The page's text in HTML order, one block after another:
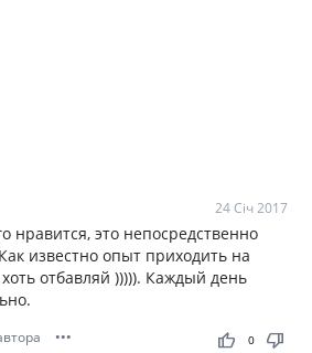
24 Січ 2017
нравится, это непосредственно
известно опыт приходить на
отбавляй ))))). Каждый день
••• thumb_up thumb_down
0